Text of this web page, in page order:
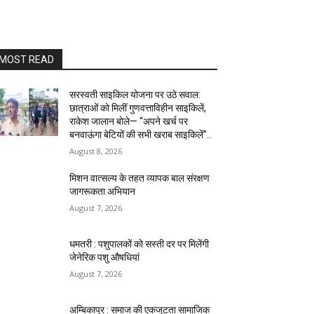
READ
सरस्वती साइकिल योजना पर उठे सवाल:
छात्राओं को मिलीं गुणवत्ताविहीन साइकिलें,
राकेश जालान बोले— “अपने खर्च पर
बनवाऊंगा बेटियों की सभी खराब साइकिलें”..
August 8, 2026
मिशन वात्सल्य के तहत व्यापक बाल संरक्षण
जागरूकता अभियान
August 7, 2026
धमतरी : पशुपालकों को सस्ती दर पर मिलेंगी
जेनेरिक पशु औषधियां
August 7, 2026
अम्बिकापुर : समाज की एकजुटता सामाजिक